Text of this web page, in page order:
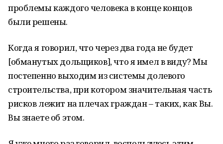
проблемы каждого человека в конце концов
были решены.
Когда я говорил, что через два года не будет
[обманутых дольщиков], что я имел в виду? Мы
постепенно выходим из системы долевого
строительства, при котором значительная часть
рисков лежит на плечах граждан – таких, как Вы.
Вы знаете об этом.